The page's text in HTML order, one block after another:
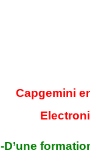
Capgemini
-D’une